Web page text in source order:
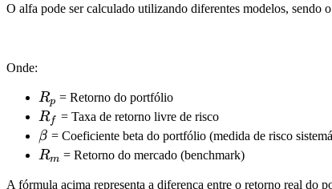
O alfa pode ser calculado utilizando diferentes modelos,
Onde:
R_p
Rp = Retorno do portfólio
R_f
Rf = Taxa de retorno livre de risco
\beta
β = Coeficiente beta do portfólio (medida de risco
R_m
Rm = Retorno do mercado (benchmark)
A fórmula acima representa a diferença entre o retorno real do